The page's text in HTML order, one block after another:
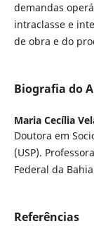
demandas
intraclasse e
de obra e do
Biografia do
Maria Cecília
Doutora em
(USP).
Federal da Bahia
Referências